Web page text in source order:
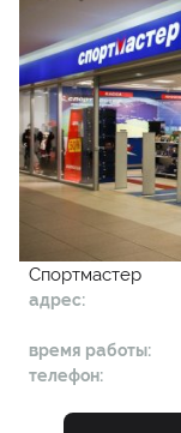
Спортмастер
адрес:
время работы:
телефон: